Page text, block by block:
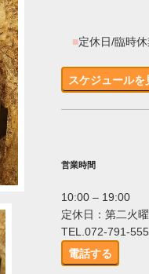
■定休日/臨時
スケジュールを
営業時間
10:00 – 19:00
定休日：第二火
TEL.072-791-
電話する